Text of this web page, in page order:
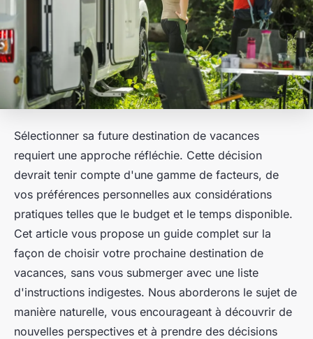
Sélectionner sa future destination de vacances
requiert une approche réfléchie. Cette décision
devrait tenir compte d'une gamme de facteurs, de
vos préférences personnelles aux considérations
pratiques telles que le budget et le temps disponible.
Cet article vous propose un guide complet sur la
façon de choisir votre prochaine destination de
vacances, sans vous submerger avec une liste
d'instructions indigestes. Nous aborderons le sujet de
manière naturelle, vous encourageant à découvrir de
nouvelles perspectives et à prendre des décisions